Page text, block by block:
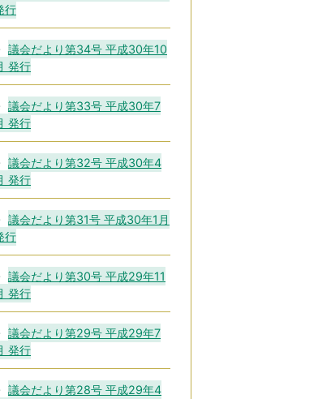
行
議会だより第34号 平成30年10
発行
議会だより第33号 平成30年7
発行
議会だより第32号 平成30年4
発行
議会だより第31号 平成30年1月
行
議会だより第30号 平成29年11
発行
議会だより第29号 平成29年7
発行
議会だより第28号 平成29年4